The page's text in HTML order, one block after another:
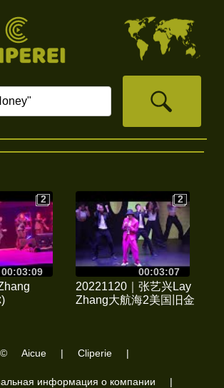
00:03:09
2
2
00:03:07
2
2
20221120｜张艺兴Lay
Zhang大航海2美国旧金
© Aicue | Cliperie |
информация о компании |